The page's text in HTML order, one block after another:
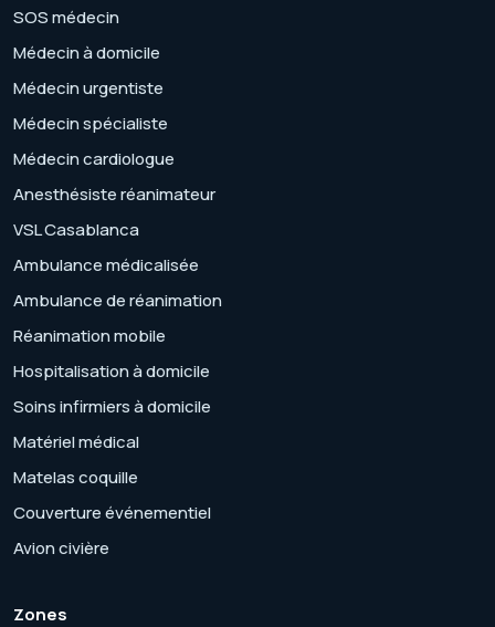
SOS médecin
Médecin à domicile
Médecin urgentiste
Médecin spécialiste
Médecin cardiologue
Anesthésiste réanimateur
VSL Casablanca
Ambulance médicalisée
Ambulance de réanimation
Réanimation mobile
Hospitalisation à domicile
Soins infirmiers à domicile
Matériel médical
Matelas coquille
Couverture événementiel
Avion civière
Zones